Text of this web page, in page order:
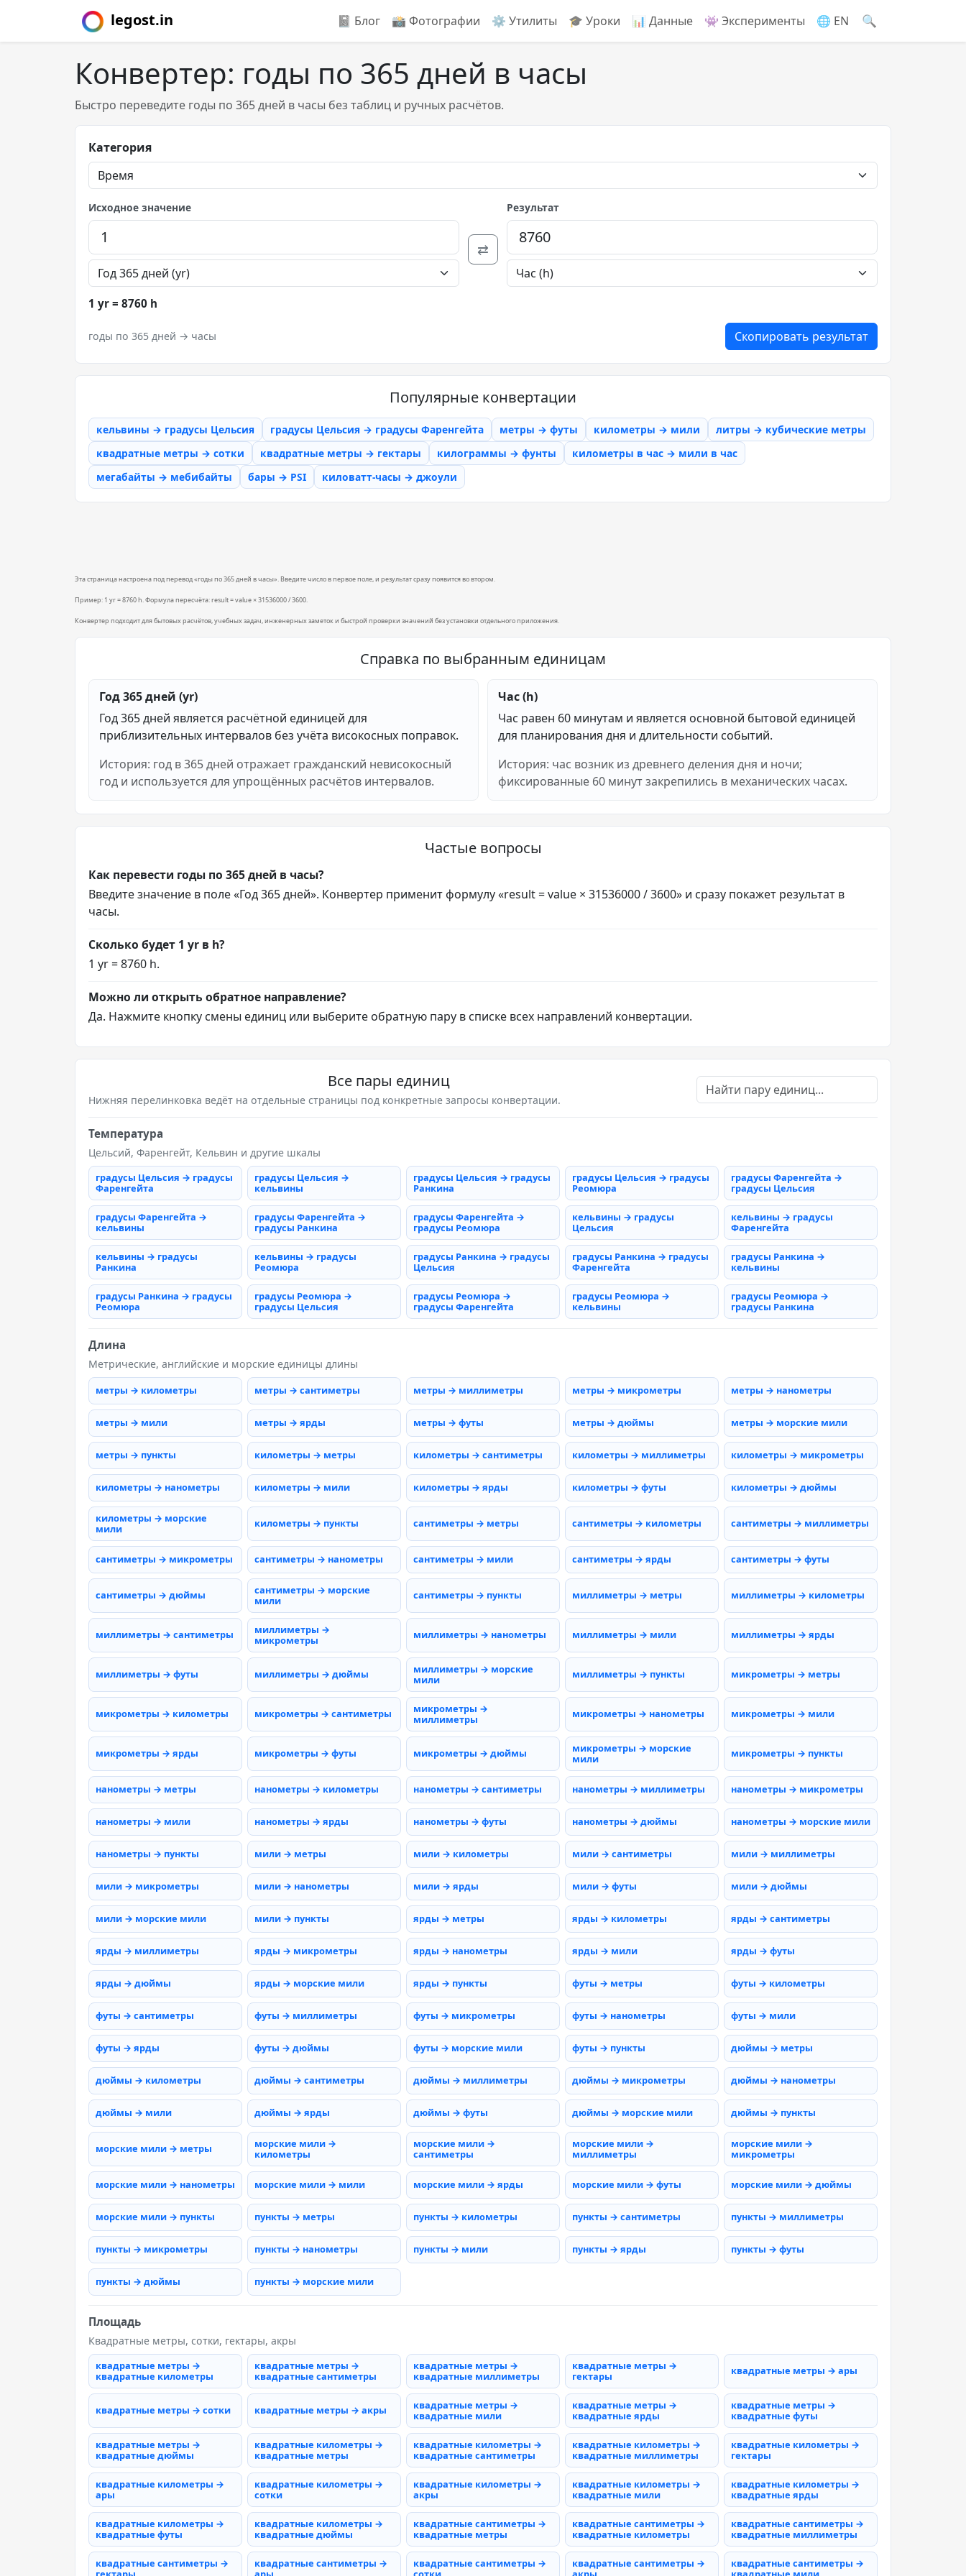
legost.in 🔍
📓 Блог 📸️ Фотографии ⚙️ Утилиты 🎓 Уроки 📊 Данные 👾 Эксперименты 🌐 EN
Конвертер: годы по 365 дней в часы
Быстро переведите годы по 365 дней в часы без таблиц и ручных расчётов.
Категория
Исходное значение
⇄
Результат
1 yr = 8760 h
годы по 365 дней → часы Скопировать результат
Популярные конвертации
кельвины → градусы Цельсия градусы Цельсия → градусы Фаренгейта метры → футы километры → мили
литры → кубические метры
квадратные метры → сотки
квадратные метры → гектары килограммы → фунты
километры в час → мили в час
мегабайты → мебибайты
бары → PSI киловатт-часы → джоули
Эта страница настроена под перевод «годы по 365 дней в часы». Введите число в первое поле, и результат сразу появится во втором.
Пример: 1 yr = 8760 h. Формула пересчёта: result = value × 31536000 / 3600.
Конвертер подходит для бытовых расчётов, учебных задач, инженерных заметок и быстрой проверки значений без установки отдельного приложения.
Справка по выбранным единицам
Год 365 дней (yr)
Год 365 дней является расчётной единицей для
приблизительных интервалов без учёта високосных поправок.
История: год в 365 дней отражает гражданский невисокосный
год и используется для упрощённых расчётов интервалов.
Час (h)
Час равен 60 минутам и является основной бытовой единицей
для планирования дня и длительности событий.
История: час возник из древнего деления дня и ночи;
фиксированные 60 минут закрепились в механических часах.
Частые вопросы
Как перевести годы по 365 дней в часы?
Введите значение в поле «Год 365 дней». Конвертер применит формулу «result = value × 31536000 / 3600» и сразу покажет результат в
часы.
Сколько будет 1 yr в h?
1 yr = 8760 h.
Можно ли открыть обратное направление?
Да. Нажмите кнопку смены единиц или выберите обратную пару в списке всех направлений конвертации.
Все пары единиц
Нижняя перелинковка ведёт на отдельные страницы под конкретные запросы конвертации.
Температура
Цельсий, Фаренгейт, Кельвин и другие шкалы
градусы Цельсия → градусы
Фаренгейта
градусы Цельсия →
кельвины
градусы Цельсия → градусы
Ранкина
градусы Цельсия → градусы
Реомюра
градусы Фаренгейта →
градусы Цельсия
градусы Фаренгейта →
кельвины
градусы Фаренгейта →
градусы Ранкина
градусы Фаренгейта →
градусы Реомюра
кельвины → градусы
Цельсия
кельвины → градусы
Фаренгейта
кельвины → градусы
Ранкина
кельвины → градусы
Реомюра
градусы Ранкина → градусы
Цельсия
градусы Ранкина → градусы
Фаренгейта
градусы Ранкина →
кельвины
градусы Ранкина → градусы
Реомюра
градусы Реомюра →
градусы Цельсия
градусы Реомюра →
градусы Фаренгейта
градусы Реомюра →
кельвины
градусы Реомюра →
градусы Ранкина
Длина
Метрические, английские и морские единицы длины
метры → километры метры → сантиметры метры → миллиметры метры → микрометры метры → нанометры
метры → мили метры → ярды метры → футы метры → дюймы метры → морские мили
метры → пункты километры → метры километры → сантиметры километры → миллиметры километры → микрометры
километры → нанометры километры → мили километры → ярды километры → футы километры → дюймы
километры → морские
мили
километры → пункты сантиметры → метры сантиметры → километры сантиметры → миллиметры
сантиметры → микрометры сантиметры → нанометры сантиметры → мили сантиметры → ярды сантиметры → футы
сантиметры → дюймы
сантиметры → морские
мили
сантиметры → пункты миллиметры → метры миллиметры → километры
миллиметры → сантиметры
миллиметры →
микрометры
миллиметры → нанометры миллиметры → мили миллиметры → ярды
миллиметры → футы миллиметры → дюймы
миллиметры → морские
мили
миллиметры → пункты микрометры → метры
микрометры → километры микрометры → сантиметры
микрометры →
миллиметры
микрометры → нанометры микрометры → мили
микрометры → ярды микрометры → футы микрометры → дюймы
микрометры → морские
мили
микрометры → пункты
нанометры → метры нанометры → километры нанометры → сантиметры нанометры → миллиметры нанометры → микрометры
нанометры → мили нанометры → ярды нанометры → футы нанометры → дюймы нанометры → морские мили
нанометры → пункты мили → метры мили → километры мили → сантиметры мили → миллиметры
мили → микрометры мили → нанометры мили → ярды мили → футы мили → дюймы
мили → морские мили мили → пункты ярды → метры ярды → километры ярды → сантиметры
ярды → миллиметры ярды → микрометры ярды → нанометры ярды → мили ярды → футы
ярды → дюймы ярды → морские мили ярды → пункты футы → метры футы → километры
футы → сантиметры футы → миллиметры футы → микрометры футы → нанометры футы → мили
футы → ярды футы → дюймы футы → морские мили футы → пункты дюймы → метры
дюймы → километры дюймы → сантиметры дюймы → миллиметры дюймы → микрометры дюймы → нанометры
дюймы → мили дюймы → ярды дюймы → футы дюймы → морские мили дюймы → пункты
морские мили → метры
морские мили →
километры
морские мили →
сантиметры
морские мили →
миллиметры
морские мили →
микрометры
морские мили → нанометры морские мили → мили морские мили → ярды морские мили → футы морские мили → дюймы
морские мили → пункты пункты → метры пункты → километры пункты → сантиметры пункты → миллиметры
пункты → микрометры пункты → нанометры пункты → мили пункты → ярды пункты → футы
пункты → дюймы пункты → морские мили
Площадь
Квадратные метры, сотки, гектары, акры
квадратные метры →
квадратные километры
квадратные метры →
квадратные сантиметры
квадратные метры →
квадратные миллиметры
квадратные метры →
гектары
квадратные метры → ары
квадратные метры → сотки квадратные метры → акры
квадратные метры →
квадратные мили
квадратные метры →
квадратные ярды
квадратные метры →
квадратные футы
квадратные метры →
квадратные дюймы
квадратные километры →
квадратные метры
квадратные километры →
квадратные сантиметры
квадратные километры →
квадратные миллиметры
квадратные километры →
гектары
квадратные километры →
ары
квадратные километры →
сотки
квадратные километры →
акры
квадратные километры →
квадратные мили
квадратные километры →
квадратные ярды
квадратные километры →
квадратные футы
квадратные километры →
квадратные дюймы
квадратные сантиметры →
квадратные метры
квадратные сантиметры →
квадратные километры
квадратные сантиметры →
квадратные миллиметры
квадратные сантиметры →
квадратные сантиметры →
квадратные сантиметры →
квадратные сантиметры →
квадратные сантиметры →